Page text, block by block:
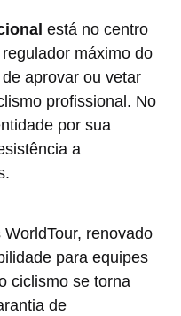
está no centro
máximo do
aprovar ou vetar
profissional. No
por sua
a
renovado
para equipes
ciclismo se torna
de